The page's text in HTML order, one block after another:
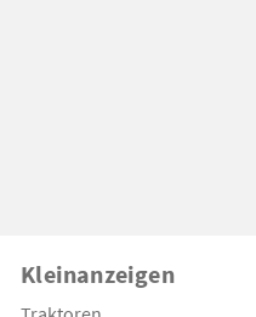
Kleinanzeigen